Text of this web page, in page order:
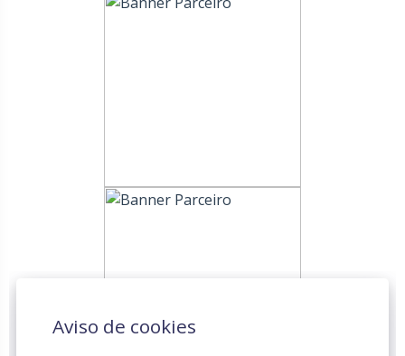
Aviso de cookies